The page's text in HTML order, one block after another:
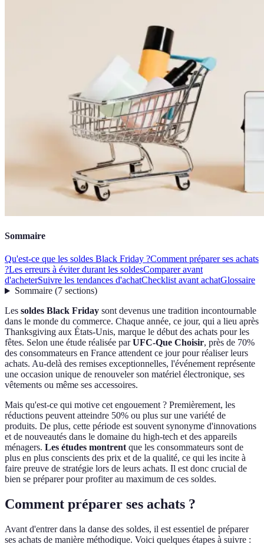
Sommaire
Qu'est-ce que les soldes Black Friday ?Comment préparer ses achats
?Les erreurs à éviter durant les soldesComparer avant
d'acheterSuivre les tendances d'achatChecklist avant achatGlossaire
Sommaire(7 sections)
Les soldes Black Friday sont devenus une tradition incontournable
dans le monde du commerce. Chaque année, ce jour, qui a lieu après
Thanksgiving aux États-Unis, marque le début des achats pour les
fêtes. Selon une étude réalisée parUFC-Que Choisir, près de 70%
des consommateurs en France attendent ce jour pour réaliser leurs
achats. Au-delà des remises exceptionnelles, l'événement représente
une occasion unique de renouveler son matériel électronique, ses
vêtements ou même ses accessoires.
Mais qu'est-ce qui motive cet engouement ? Premièrement, les
réductions peuvent atteindre 50% ou plus sur une variété de
produits. De plus, cette période est souvent synonyme d'innovations
et de nouveautés dans le domaine du high-tech et des appareils
ménagers. Les études montrentque les consommateurs sont de
plus en plus conscients des prix et de la qualité, ce qui les incite à
faire preuve de stratégie lors de leurs achats. Il est donc crucial de
bien se préparer pour profiter au maximum de ces soldes.
Comment préparer ses achats ?
Avant d'entrer dans la danse des soldes, il est essentiel de préparer
ses achats de manière méthodique. Voici quelques étapes à suivre :